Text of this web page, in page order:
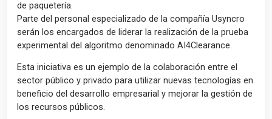
de paquetería.
Parte del personal especializado de la compañía Usyncro
serán los encargados de liderar la realización de la prueba
experimental del algoritmo denominado AI4Clearance.
Esta iniciativa es un ejemplo de la colaboración entre el
sector público y privado para utilizar nuevas tecnologías en
beneficio del desarrollo empresarial y mejorar la gestión de
los recursos públicos.